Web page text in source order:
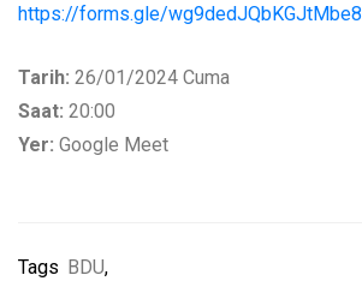
https://forms.gle/wg9dedJQbKGJtMbe8
Tarih: 26/01/2024 Cuma
Saat: 20:00
Yer: Google Meet
Tags BDU,